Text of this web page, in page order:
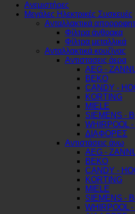
Ανεμιστήρες
Μεγάλες Ηλεκτρικές Συσκευές
Ανταλλακτικά
Φίλτρα άνθρακα
Φίλτρα μεταλλικά
Ανταλλακτικά κουζίνας
Αντιστασεις άερα
AEG -
BEKO
CANDY -
KORTING
MIELE
SIEMENS -
WHIRPOOL
ΔΙΑΦΟΡΕΣ
Αντιστάσεις άνω
AEG -
BEKO
CANDY -
KORTING
MIELE
SIEMENS -
WHIRPOOL